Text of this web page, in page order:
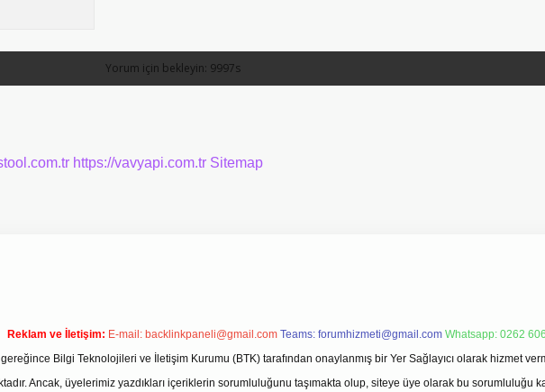
https://vavyapi.com.tr Sitemap
Reklam ve İletişim: E-mail: backlinkpaneli@gmail.com Teams: forumhizmeti@gmail.com Whatsapp: 0262
gereğince Bilgi Teknolojileri ve İletişim Kurumu (BTK) tarafından onaylanmış bir Yer Sağlayıcı olarak hizmet
Ancak, üyelerimiz yazdıkları içeriklerin sorumluluğunu taşımakta olup, siteye üye olarak bu sorumluluğu